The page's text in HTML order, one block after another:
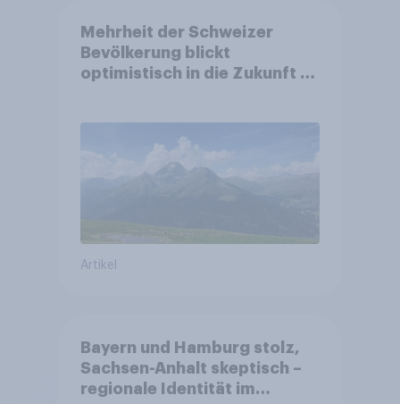
Mehrheit der Schweizer
Bevölkerung blickt
optimistisch in die Zukunft –
Altersvorsorge
Artikel
Bayern und Hamburg stolz,
Sachsen-Anhalt skeptisch –
regionale Identität im